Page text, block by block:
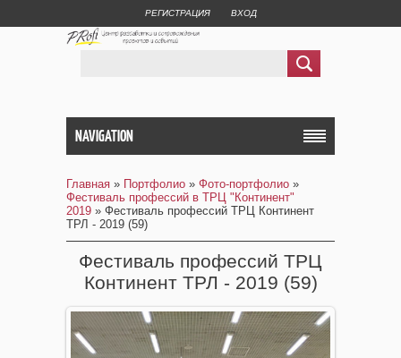
РЕГИСТРАЦИЯ ВХОД
NAVIGATION
Главная » Портфолио » Фото-портфолио »
Фестиваль профессий в ТРЦ "Континент"
2019 » Фестиваль профессий ТРЦ Континент
ТРЛ - 2019 (59)
Фестиваль профессий ТРЦ
Континент ТРЛ - 2019 (59)